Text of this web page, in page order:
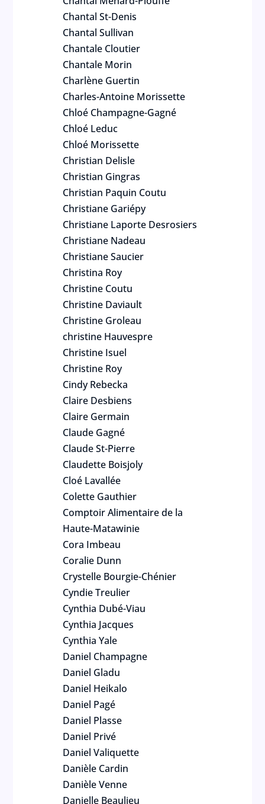
Chantal St-Denis
Chantal Sullivan
Chantale Cloutier
Chantale Morin
Charlène Guertin
Charles-Antoine Morissette
Chloé Champagne-Gagné
Chloé Leduc
Chloé Morissette
Christian Delisle
Christian Gingras
Christian Paquin Coutu
Christiane Gariépy
Christiane Laporte Desrosiers
Christiane Nadeau
Christiane Saucier
Christina Roy
Christine Coutu
Christine Daviault
Christine Groleau
christine Hauvespre
Christine Isuel
Christine Roy
Cindy Rebecka
Claire Desbiens
Claire Germain
Claude Gagné
Claude St-Pierre
Claudette Boisjoly
Cloé Lavallée
Colette Gauthier
Comptoir Alimentaire de la
Haute-Matawinie
Cora Imbeau
Coralie Dunn
Crystelle Bourgie-Chénier
Cyndie Treulier
Cynthia Dubé-Viau
Cynthia Jacques
Cynthia Yale
Daniel Champagne
Daniel Gladu
Daniel Heikalo
Daniel Pagé
Daniel Plasse
Daniel Privé
Daniel Valiquette
Danièle Cardin
Danièle Venne
Danielle Beaulieu